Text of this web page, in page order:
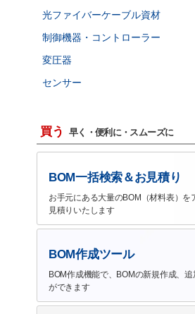
光ファイバーケーブル資材
制御機器・コントローラー
変圧器
センサー
買う 早く・便利に・スムーズに
BOM一括検索＆お見積り
お手元にある大量のBOM（材料表）を
見積りいたします
BOM作成ツール
BOM作成機能で、BOMの新規作成、
ができます